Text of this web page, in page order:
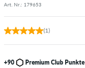
Art. Nr.: 179653
(1)
+90 Premium Club Punkte